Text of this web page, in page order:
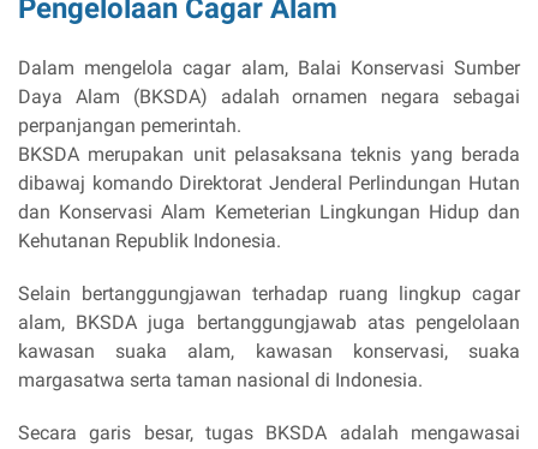
Pengelolaan Cagar Alam
Dalam mengelola cagar alam, Balai Konservasi Sumber
Daya Alam (BKSDA) adalah ornamen negara sebagai
perpanjangan pemerintah.
BKSDA merupakan unit pelasaksana teknis yang berada
dibawaj komando Direktorat Jenderal Perlindungan Hutan
dan Konservasi Alam Kemeterian Lingkungan Hidup dan
Kehutanan Republik Indonesia.
Selain bertanggungjawan terhadap ruang lingkup cagar
alam, BKSDA juga bertanggungjawab atas pengelolaan
kawasan suaka alam, kawasan konservasi, suaka
margasatwa serta taman nasional di Indonesia.
Secara garis besar, tugas BKSDA adalah mengawasai